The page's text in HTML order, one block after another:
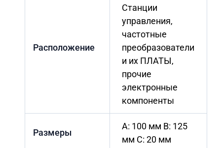
Расположение
Станции
управления,
частотные
преобразователи
и их ПЛАТЫ,
прочие
электронные
компоненты
Размеры
A: 100 мм B: 125
мм C: 20 мм